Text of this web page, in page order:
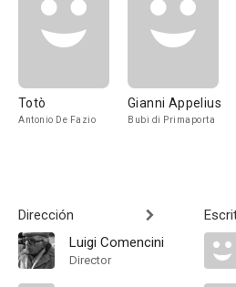
Totò
Antonio De Fazio
Gianni Appelius
Bubi di Primaporta
Dirección
Luigi Comencini
Director